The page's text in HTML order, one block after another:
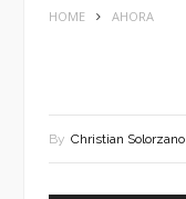
HOME AHORA
By Christian Solorzano